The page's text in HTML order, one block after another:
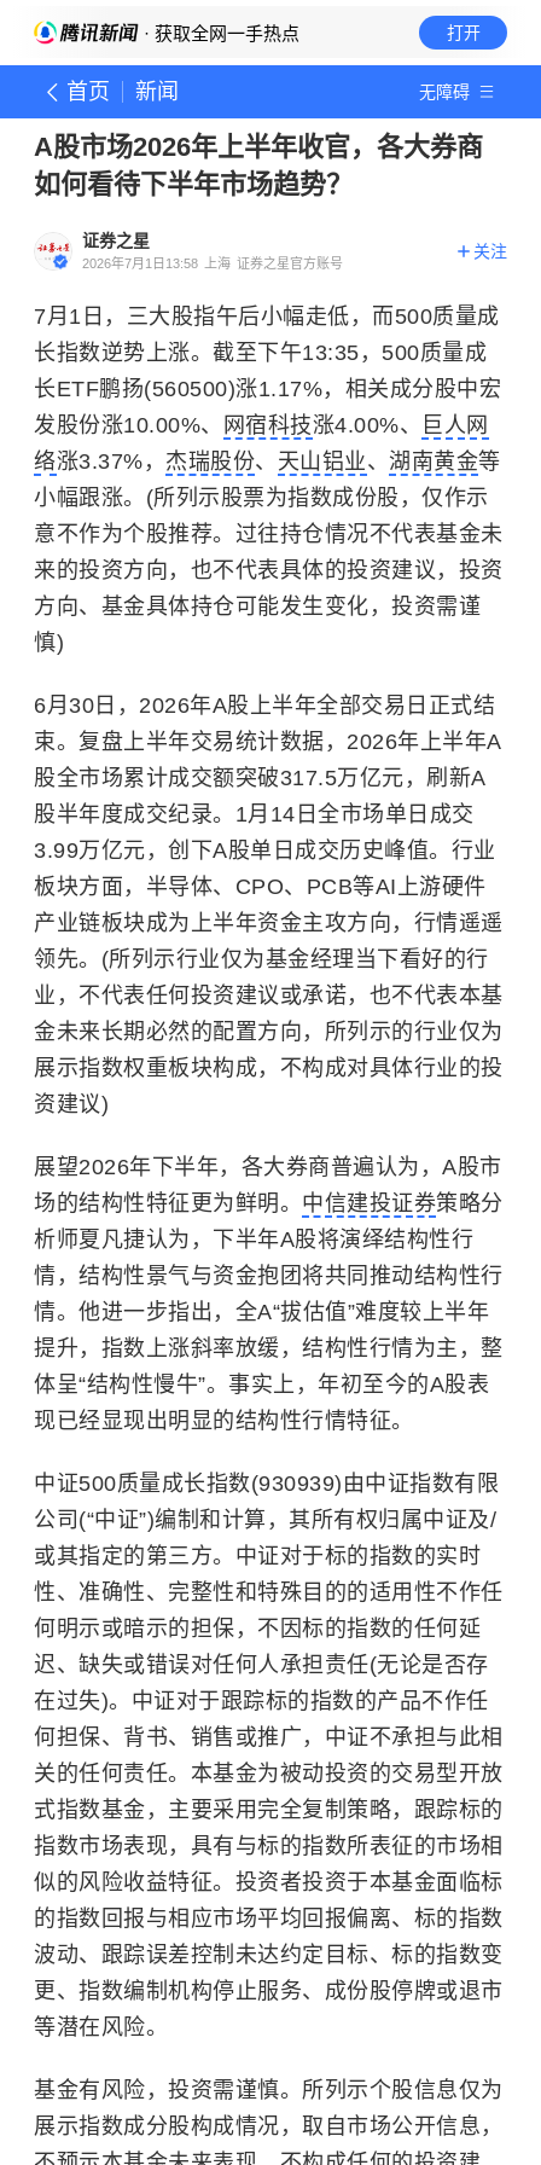
· 获取全网一手热点 打开
首页 新闻 无障碍
A股市场2026年上半年收官，各大券商
如何看待下半年市场趋势？
证券之星
2026年7月1日13:58 上海 证券之星官方账号
关注
7月1日，三大股指午后小幅走低，而500质量成
长指数逆势上涨。截至下午13:35，500质量成
长ETF鹏扬(560500)涨1.17%，相关成分股中宏
发股份涨10.00%、
网宿科技涨4.00%、
巨人网
络涨3.37%， 杰瑞股份、 天山铝业、 湖南黄金等
小幅跟涨。(所列示股票为指数成份股，仅作示
意不作为个股推荐。过往持仓情况不代表基金未
来的投资方向，也不代表具体的投资建议，投资
方向、基金具体持仓可能发生变化，投资需谨
慎)
6月30日，2026年A股上半年全部交易日正式结
束。复盘上半年交易统计数据，2026年上半年A
股全市场累计成交额突破317.5万亿元，刷新A
股半年度成交纪录。1月14日全市场单日成交
3.99万亿元，创下A股单日成交历史峰值。行业
板块方面， 半导体、CPO、PCB等AI上游硬件
产业链板块成为上半年资金主攻方向，行情遥遥
领先。(所列示行业仅为基金经理当下看好的行
业，不代表任何投资建议或承诺，也不代表本基
金未来长期必然的配置方向，所列示的行业仅为
展示指数权重板块构成，不构成对具体行业的投
资建议)
展望2026年下半年，各大券商普遍认为，A股市
场的结构性特征更为鲜明。 中信建投证券策略分
析师夏凡捷认为，下半年A股将演绎结构性行
情，结构性景气与资金抱团将共同推动结构性行
情。他进一步指出，全A“拔估值”难度较上半年
提升，指数上涨斜率放缓，结构性行情为主，整
体呈“结构性慢牛”。事实上，年初至今的A股表
现已经显现出明显的结构性行情特征。
中证500质量成长指数(930939)由中证指数有限
公司(“中证”)编制和计算，其所有权归属中证及/
或其指定的第三方。中证对于标的指数的实时
性、准确性、完整性和特殊目的的适用性不作任
何明示或暗示的担保，不因标的指数的任何延
迟、缺失或错误对任何人承担责任(无论是否存
在过失)。中证对于跟踪标的指数的产品不作任
何担保、背书、销售或推广，中证不承担与此相
关的任何责任。本基金为被动投资的交易型开放
式指数基金 ，主要采用完全复制策略，跟踪标的
指数市场表现，具有与标的指数所表征的市场相
似的风险收益特征。投资者投资于本基金面临标
的指数回报与相应市场平均回报偏离、标的指数
波动、跟踪误差控制未达约定目标、标的指数变
更、指数编制机构停止服务、成份股停牌或退市
等潜在风险。
基金有风险，投资需谨慎。所列示个股信息仅为
展示指数成分股构成情况，取自市场公开信息，